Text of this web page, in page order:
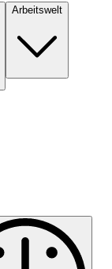
Arbeitswelt